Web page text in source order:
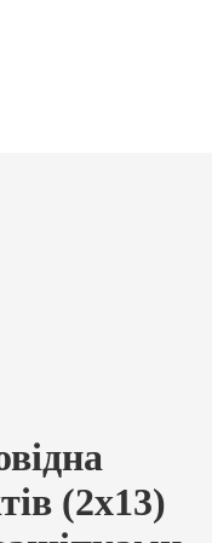
(2х13)